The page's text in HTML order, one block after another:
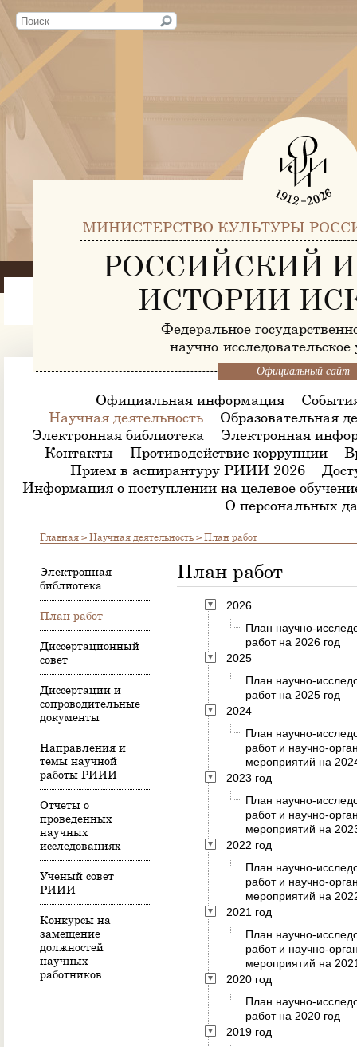
МИНИСТЕРСТВО КУЛЬТУРЫ
РОССИЙСКИЙ
ИСТОРИИ
Федеральное
научно-
Официальный сайт
Официальная информация
Научная деятельность
Образовательная
Электронная библиотека
Электронная
Контакты
Противодействие коррупции
Прием в аспирантуру РИИИ 2026
Информация о поступлении на целевое
О персональных
Главная>Научная деятельность> План работ
Электронная
библиотека
План работ
Диссертационный
совет
Диссертации и
сопроводительные
документы
Направления и
темы научной
работы РИИИ
Отчеты о
проведенных
научных
исследованиях
Ученый совет
РИИИ
Конкурсы на
замещение
должностей
научных
работников
План работ
2026
План научно-
работ на 2026 год
2025
План научно-
работ на 2025 год
2024
План научно-
работ и научно-
мероприятий на
2023 год
План научно-
работ и научно-
мероприятий на
2022 год
План научно-
работ и научно-
мероприятий на
2021 год
План научно-
работ и научно-
мероприятий на
2020 год
План научно-
работ на 2020 год
2019 год